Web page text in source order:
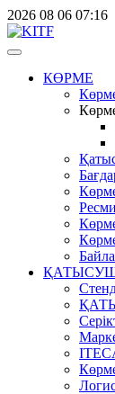
2026 08 06 07:16
КӨРМЕ